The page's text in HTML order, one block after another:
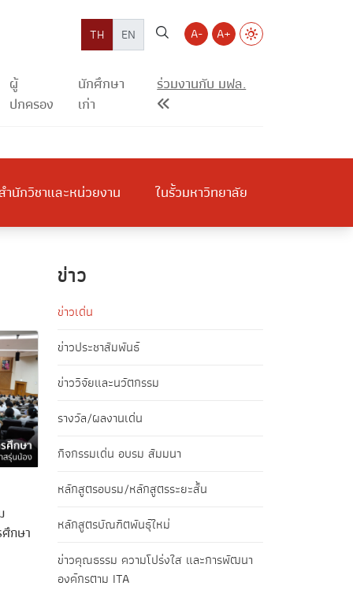
TH EN A- A+
ผู้
ปกครอง
นักศึกษา
เก่า
ร่วมงานกับ มฟล.
ำนักวิชาและหน่วยงาน ในรั้วมหาวิทยาลัย
กษา
ข่าว
ข่าวเด่น
ข่าวประชาสัมพันธ์
ข่าววิจัยและนวัตกรรม
รางวัล/ผลงานเด่น
กิจกรรมเด่น อบรม สัมมนา
หลักสูตรอบรม/หลักสูตรระยะสั้น
หลักสูตรบัณฑิตพันธุ์ใหม่
ข่าวคุณธรรม ความโปร่งใส และการพัฒนา
องค์กรตาม ITA